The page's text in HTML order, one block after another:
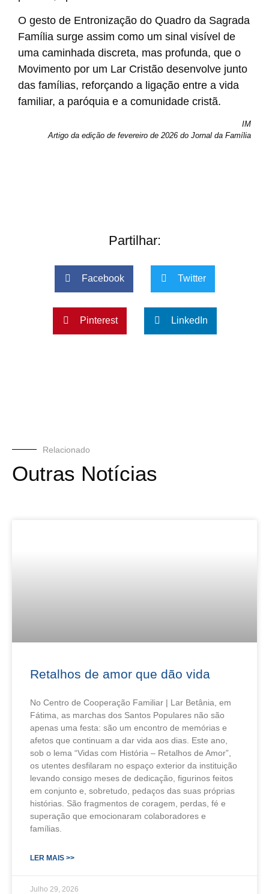
O gesto de Entronização do Quadro da Sagrada
Família surge assim como um sinal visível de
uma caminhada discreta, mas profunda, que o
Movimento por um Lar Cristão desenvolve junto
das famílias, reforçando a ligação entre a vida
familiar, a paróquia e a comunidade cristã.
IM
Artigo da edição de fevereiro de 2026 do Jornal da Família
Partilhar:
Facebook Twitter
Pinterest LinkedIn
Relacionado
Outras Notícias
Retalhos de amor que dão vida
No Centro de Cooperação Familiar | Lar Betânia, em
Fátima, as marchas dos Santos Populares não são
apenas uma festa: são um encontro de memórias e
afetos que continuam a dar vida aos dias. Este ano,
sob o lema “Vidas com História – Retalhos de Amor”,
os utentes desfilaram no espaço exterior da instituição
levando consigo meses de dedicação, figurinos feitos
em conjunto e, sobretudo, pedaços das suas próprias
histórias. São fragmentos de coragem, perdas, fé e
superação que emocionaram colaboradores e
famílias.
LER MAIS >>
Julho 29, 2026